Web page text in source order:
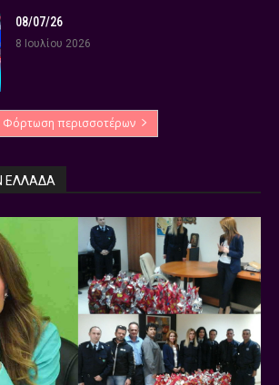
08/07/26
8 Ιουλίου 2026
Φόρτωση περισσοτέρων
ΕΛΛΆΔΑ